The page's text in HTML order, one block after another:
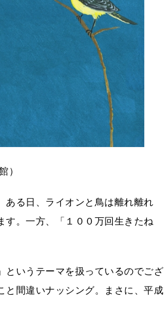
）
ある日、ライオンと鳥は離れ離れ
。一方、「１００万回生きたね
というテーマを扱っているのでござ
と間違いナッシング。まさに、平成